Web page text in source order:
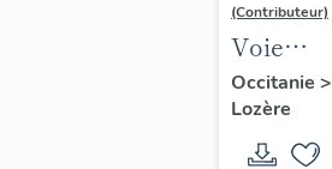
(Contributeur)
Voie
royale
de
Fontmort
Occitanie >
Lozère